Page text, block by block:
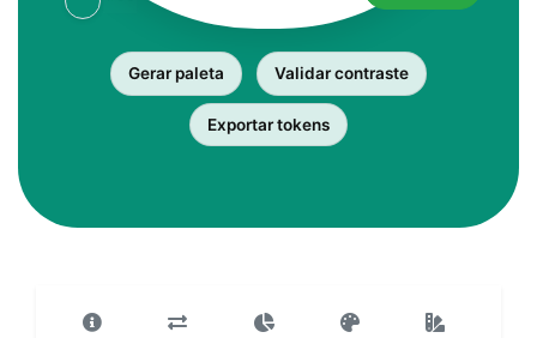
Gerar paleta Validar contraste
Exportar tokens